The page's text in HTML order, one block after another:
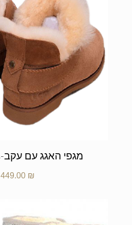
מגפי האגג עם עקב-UGG Heels
449.00 ₪